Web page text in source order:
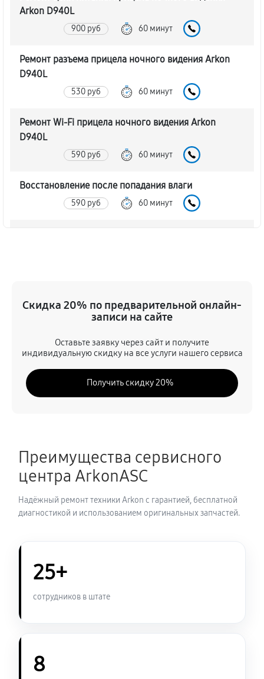
Arkon D940L
900 руб 60 минут
Ремонт разъема прицела ночного видения Arkon
D940L
530 руб 60 минут
Ремонт Wi-Fi прицела ночного видения Arkon
D940L
590 руб 60 минут
Восстановление после попадания влаги
590 руб 60 минут
410 руб
680 руб 60 минут
Замена корпуса прицела ночного видения Arkon
D940L
Arkon D940L
530 руб 60 минут
Замена процессора прицела ночного видения Arkon
D940L
Замена USB порта прицела ночного видения Arkon
D940L
530 руб
Скидка 20% по предварительной онлайн-
записи на сайте
Оставьте заявку через сайт и получите
индивидуальную скидку на все услуги нашего сервиса
Получить скидку 20%
Преимущества сервисного
центра ArkonASC
Надёжный ремонт техники Arkon с гарантией, бесплатной
диагностикой и использованием оригинальных запчастей.
25+
сотрудников в штате
8